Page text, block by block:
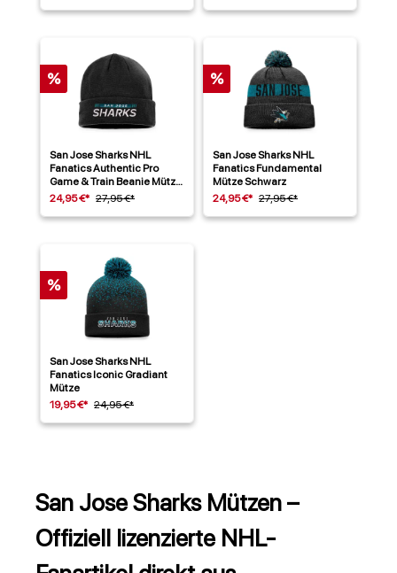
%
San Jose Sharks NHL
Fanatics Authentic Pro
Game & Train Beanie Mütze
Schwarz
24,95 €* 27,95 €*
%
San Jose Sharks NHL
Fanatics Fundamental
Mütze Schwarz
24,95 €* 27,95 €*
%
San Jose Sharks NHL
Fanatics Iconic Gradiant
Mütze
19,95 €* 24,95 €*
San Jose Sharks Mützen –
Offiziell lizenzierte NHL-